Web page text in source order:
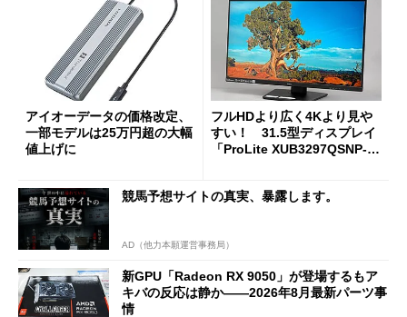
アイオーデータの価格改定、
一部モデルは25万円超の大幅
値上げに
フルHDより広く4Kより見や
すい！ 31.5型ディスプレイ
「ProLite XUB3297QSNP-B
競馬予想サイトの真実、暴露します。
AD（他力本願運営事務局）
新GPU「Radeon RX 9050」が登場するもア
キバの反応は静か――2026年8月最新パーツ事
情